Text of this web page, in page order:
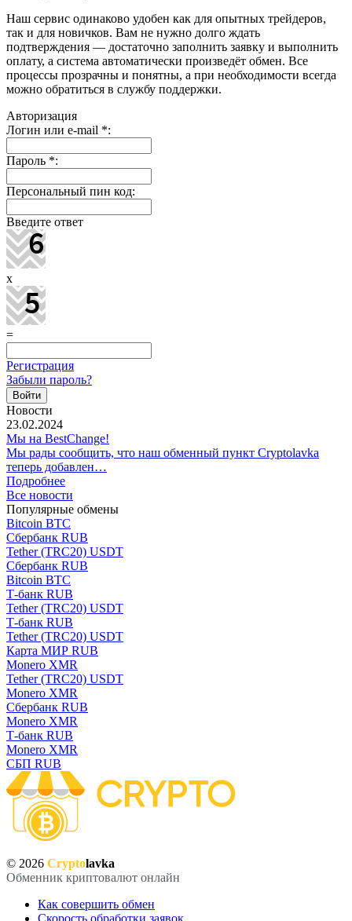
Наш сервис одинаково удобен как для опытных трейдеров,
так и для новичков. Вам не нужно долго ждать
подтверждения — достаточно заполнить заявку и выполнить
оплату, а система автоматически произведёт обмен. Все
процессы прозрачны и понятны, а при необходимости всегда
можно обратиться в службу поддержки.
Авторизация
Логин или e-mail *:
Пароль *:
Персональный пин код:
Введите ответ
x
=
Регистрация
Забыли пароль?
Новости
23.02.2024
Мы на BestChange!
Мы рады сообщить, что наш обменный пункт Cryptolavka
теперь добавлен…
Подробнее
Все новости
Популярные обмены
Bitcoin BTC
Сбербанк RUB
Tether (TRC20) USDT
Сбербанк RUB
Bitcoin BTC
Т-банк RUB
Tether (TRC20) USDT
Т-банк RUB
Tether (TRC20) USDT
Карта МИР RUB
Monero XMR
Tether (TRC20) USDT
Monero XMR
Сбербанк RUB
Monero XMR
Т-банк RUB
Monero XMR
СБП RUB
© 2026 Cryptolavka
Обменник криптовалют онлайн
Как совершить обмен